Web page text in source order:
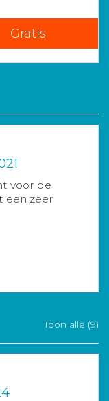
Gratis
voor de
een zeer
Toon alle (9)